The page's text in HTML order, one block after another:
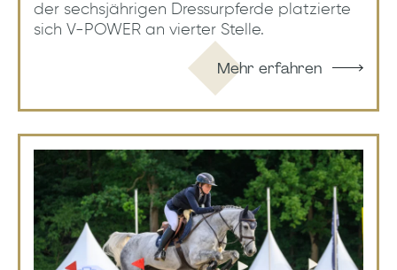
der sechsjährigen Dressurpferde platzierte
sich V-POWER an vierter Stelle.
Mehr erfahren